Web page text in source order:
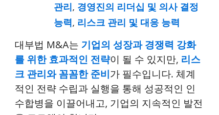
관리, 경영진의 리더십 및 의사 결정
능력, 리스크 관리 및 대응 능력
대부법 M&A는 기업의 성장과 경쟁력 강화
를 위한 효과적인 전략이 될 수 있지만, 리스
크 관리와 꼼꼼한 준비가 필수입니다. 체계
적인 전략 수립과 실행을 통해 성공적인 인
수합병을 이끌어내고, 기업의 지속적인 발전